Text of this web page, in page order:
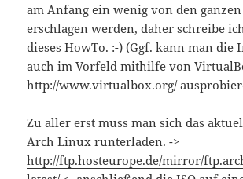
am Anfang ein wenig von den
erschlagen werden, daher schreibe
dieses HowTo. :-) (Ggf. kann man die
auch im Vorfeld mithilfe von
http://www.virtualbox.org/
Zu aller erst muss man sich das
Arch Linux runterladen. ->
http://ftp.hosteurope.de/mirror/